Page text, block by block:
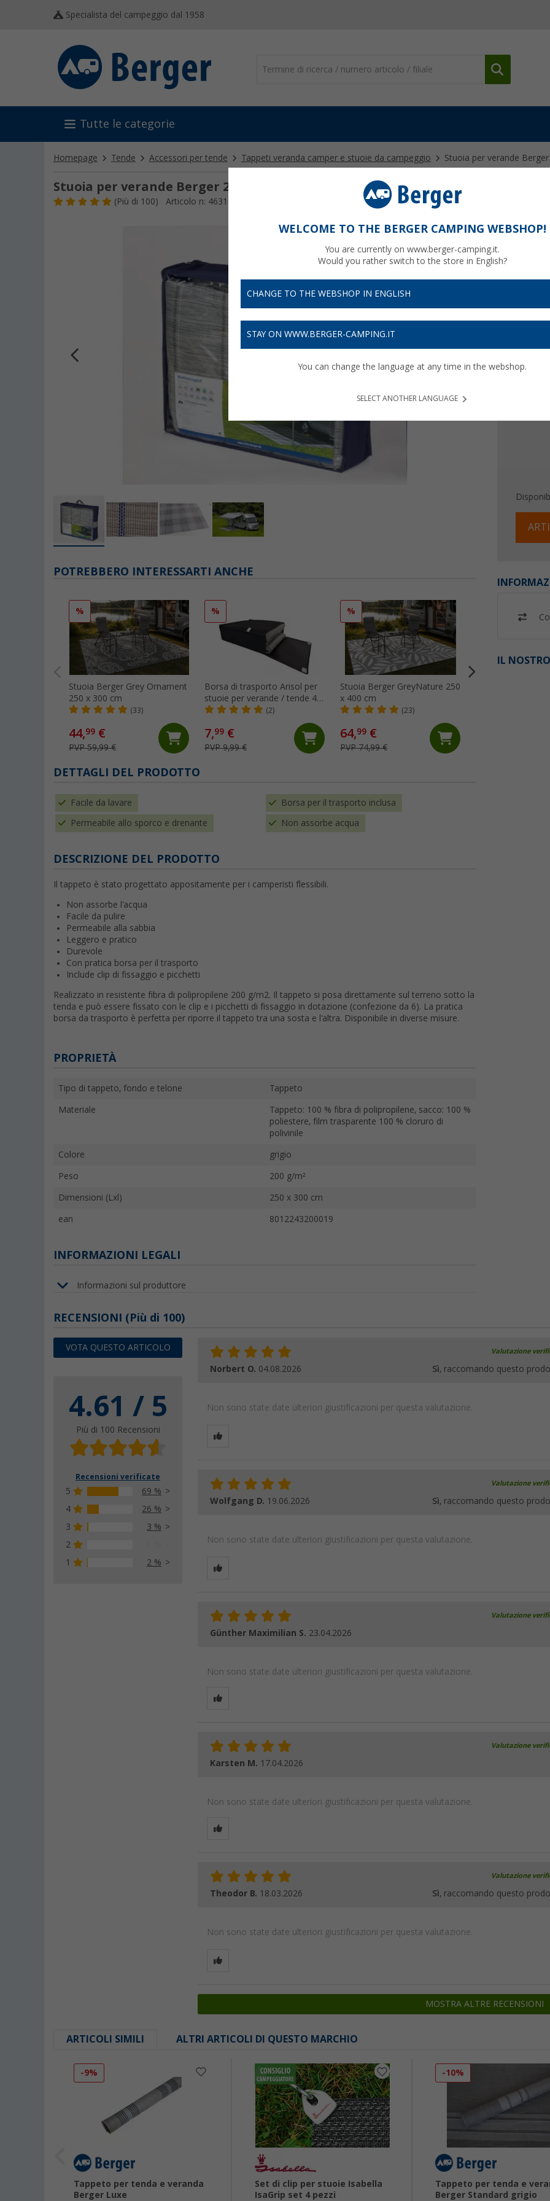
Specialista del campeggio dal 1958
Tutte le categorie
Homepage Tende Accessori per tende Tappeti veranda camper e stuoie da campeggio Stuoia per verande Berger
Stuoia per verande Berger 250 x 300 cm
(Più di 100) Articolo n: 463100
Prezzi IVA
IL
POTREBBERO INTERESSARTI ANCHE
%
Stuoia Berger Grey Ornament
250 x 300 cm
(33)
44,99 €
PVP 59,99 €
%
Borsa di trasporto Arisol per
stuoie per verande / tende 47
x 40 x 12 cm
(2)
7,99 €
PVP 9,99 €
%
Stuoia Berger GreyNature 250
x 400 cm
(23)
64,99 €
PVP 74,99 €
DETTAGLI DEL PRODOTTO
Facile da lavare Borsa per il trasporto inclusa
Permeabile allo sporco e drenante Non assorbe acqua
DESCRIZIONE DEL PRODOTTO
Il tappeto è stato progettato appositamente per i camperisti flessibili.
Non assorbe l'acqua
Facile da pulire
Permeabile alla sabbia
Leggero e pratico
Durevole
Con pratica borsa per il trasporto
Include clip di fissaggio e picchetti
Realizzato in resistente fibra di polipropilene 200 g/m2. Il tappeto si posa direttamente sul terreno sotto la
tenda e può essere fissato con le clip e i picchetti di fissaggio in dotazione (confezione da 6). La pratica
borsa da trasporto è perfetta per riporre il tappeto tra una sosta e l'altra. Disponibile in diverse misure.
PROPRIETÀ
Tipo di tappeto, fondo e telone Tappeto
Materiale
Tappeto: 100 % fibra di polipropilene, sacco: 100 %
poliestere, film trasparente 100 % cloruro di
polivinile
Colore grigio
Peso 200 g/m²
Dimensioni (Lxl) 250 x 300 cm
ean 8012243200019
INFORMAZIONI LEGALI
Informazioni sul produttore
RECENSIONI (Più di 100)
VOTA QUESTO ARTICOLO
4.61 / 5
Più di 100 Recensioni
Recensioni verificate
5
69 %
4
26 %
3
3 %
2
1
2 %
Valutazione
Norbert O. 04.08.2026 Sì, raccomando questo
Non sono state date ulteriori giustificazioni per questa valutazione.
Valutazione
Wolfgang D. 19.06.2026 Sì, raccomando questo
Non sono state date ulteriori giustificazioni per questa valutazione.
Valutazione
Günther Maximilian S. 23.04.2026
Non sono state date ulteriori giustificazioni per questa valutazione.
Valutazione
Karsten M. 17.04.2026
Non sono state date ulteriori giustificazioni per questa valutazione.
Valutazione
Theodor B. 18.03.2026 Sì, raccomando questo
Non sono state date ulteriori giustificazioni per questa valutazione.
MOSTRA ALTRE RECENSIONI
ARTICOLI SIMILI ALTRI ARTICOLI DI QUESTO MARCHIO
-9%
Tappeto per tenda e veranda
Berger Luxe
Set di clip per stuoie Isabella
IsaGrip set 4 pezzi
-10%
Tappeto per tenda e
Berger Standard grigio
WELCOME TO THE BERGER CAMPING WEBSHOP!
You are currently on www.berger-camping.it.
Would you rather switch to the store in English?
CHANGE TO THE WEBSHOP IN ENGLISH
STAY ON WWW.BERGER-CAMPING.IT
You can change the language at any time in the webshop.
SELECT ANOTHER LANGUAGE